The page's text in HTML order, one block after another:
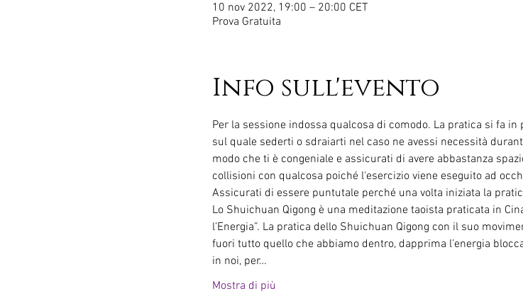
10 nov 2022, 19:00 – 20:00 CET
Prova Gratuita
Info sull'evento
Per la sessione indossa qualcosa di comodo. La pratica si fa
sul quale sederti o sdraiarti nel caso ne avessi necessità
modo che ti è congeniale e assicurati di avere abbastanza
collisioni con qualcosa poiché l'esercizio viene eseguito ad
Assicurati di essere puntutale perché una volta iniziata la
Lo Shuichuan Qigong è una meditazione taoista praticata in
l’Energia”. La pratica dello Shuichuan Qigong con il suo
fuori tutto quello che abbiamo dentro, dapprima l’energia
in noi, per…
Mostra di più